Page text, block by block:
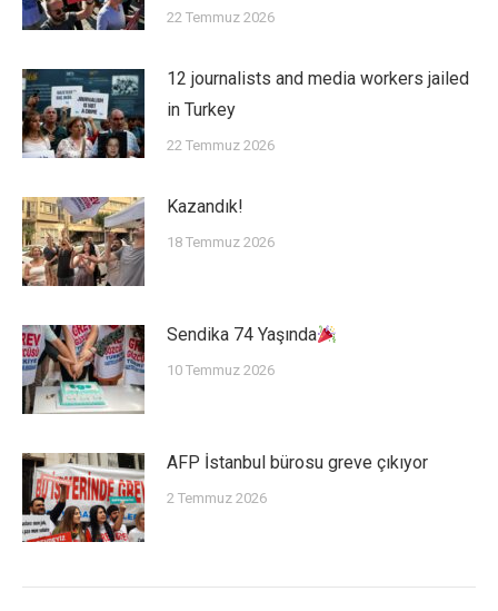
22 Temmuz 2026
12 journalists and media workers jailed
in Turkey
22 Temmuz 2026
Kazandık!
18 Temmuz 2026
Sendika 74 Yaşında
10 Temmuz 2026
AFP İstanbul bürosu greve çıkıyor
2 Temmuz 2026